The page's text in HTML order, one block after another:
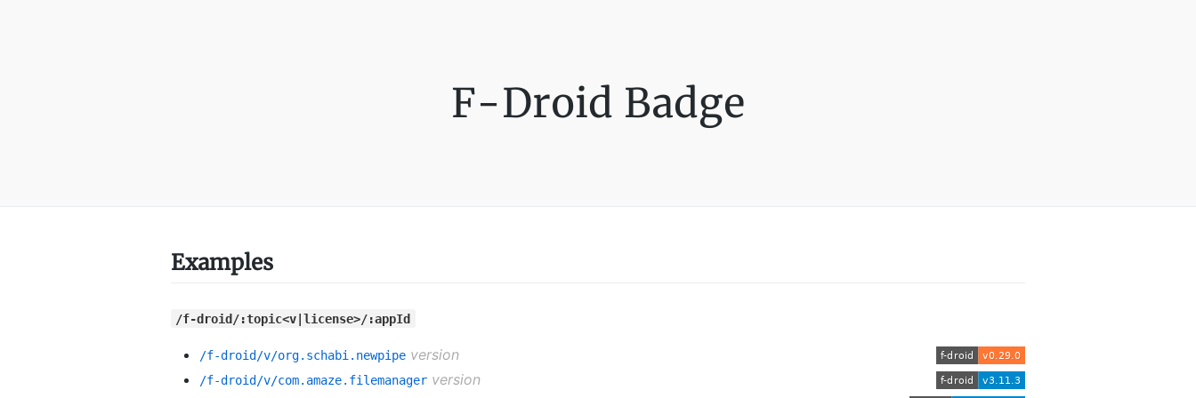
F-Droid Badge
Examples
/f-droid/:topic<v|license>/:appId
/f-droid/v/org.schabi.newpipe version
/f-droid/v/com.amaze.filemanager version